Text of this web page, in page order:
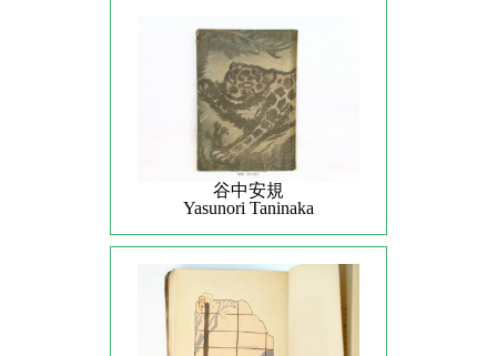
谷中安規
Yasunori Taninaka